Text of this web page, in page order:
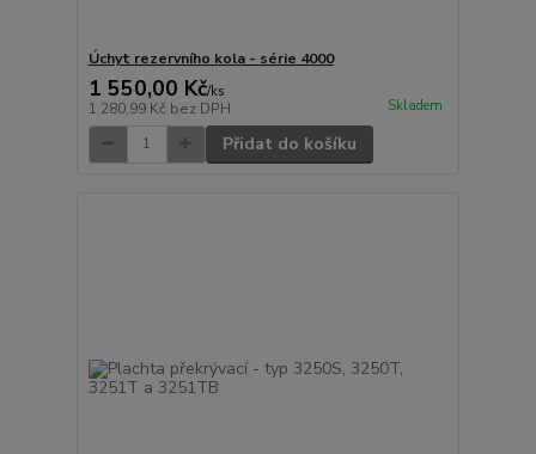
Úchyt rezervního kola - série 4000
1 550,00 Kč/ks
1 280,99 Kč bez DPH Skladem
Přidat do košíku